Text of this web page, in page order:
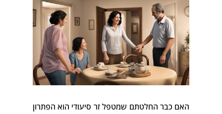
האם כבר החלטתם שמטפל זר סיעודי הוא הפתרון